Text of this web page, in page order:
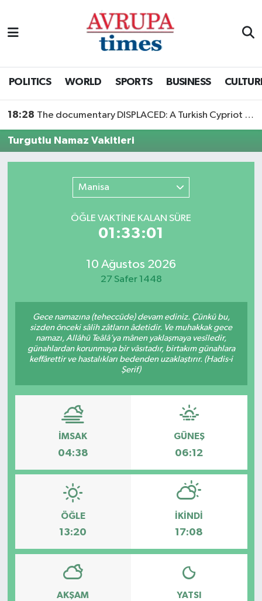
POLITICS WORLD SPORTS BUSINESS
18:28 The documentary DISPLACED: A Turkish Cypriot Story is now available to watch
Turgutlu Namaz Vakitleri
Manisa
ÖĞLE VAKTİNE KALAN SÜRE
01:33:01
10 Ağustos 2026
27 Safer 1448
Gece namazına (teheccüde) devam ediniz. Çünkü bu,
sizden önceki sâlih zâtların âdetidir. Ve muhakkak gece
namazı, Allâhü Teâlâ’ya mânen yaklaşmaya vesîledir,
günahlardan korunmaya bir vâsıtadır, birtakım günahlara
keffârettir ve hastalıkları bedenden uzaklaştırır. (Hadis-i
Şerif)
İMSAK
04:38
GÜNEŞ
06:12
ÖĞLE
13:20
İKINDI
17:08
AKŞAM YATSI
Nöbetçi Eczaneler
Süper Lig Puan Durumu ve Fikstür
Son Dakika Haberleri